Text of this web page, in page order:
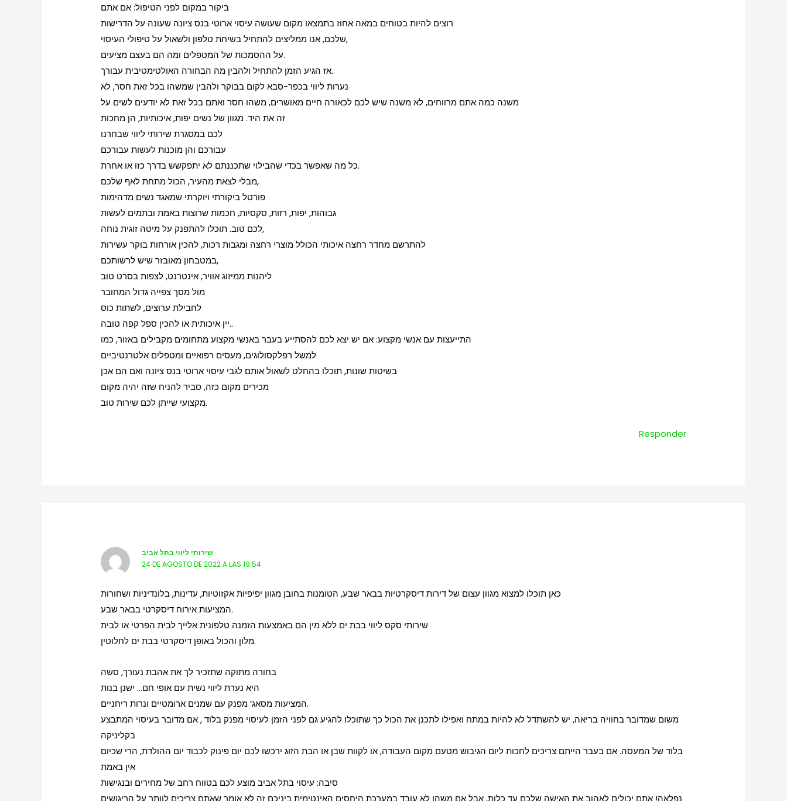
ביקור במקום לפני הטיפול: אם אתם
רוצים להיות בטוחים במאה אחוז בתמצאו מקום שעושה עיסוי ארוטי בנס ציונה שעונה על הדרישות
שלכם, אנו ממליצים להתחיל בשיחת טלפון ולשאול על טיפולי העיסוי,
על ההסמכות של המטפלים ומה הם בעצם מציעים.
אז הגיע הזמן להתחיל ולהבין מה הבחורה האולטימטיבית עבורך.
נערות ליווי בכפר-סבא לקום בבוקר ולהבין שמשהו בכל זאת חסר, לא
משנה כמה אתם מרווחים, לא משנה שיש לכם לכאורה חיים מאושרים, משהו חסר ואתם בכל זאת לא יודעים לשים על
זה את היד. מגוון של נשים יפות, איכותיות, הן מחכות
לכם במסגרת שירותי ליווי שבחרנו
עבורכם והן מוכנות לעשות עבורכם
כל מה שאפשר בכדי שהבילוי שתכננתם לא יתפקשש בדרך כזו או אחרת.
מבלי לצאת מהעיר, הכול מתחת לאף שלכם,
פורטל ביקורתי ויוקרתי שמאגד נשים מדהימות
גבוהות, יפות, רזות, סקסיות, חכמות שרוצות באמת ובתמים לעשות
לכם טוב. תוכלו להתפנק על מיטה זוגית נוחה,
להתרשם מחדר רחצה איכותי הכולל מוצרי רחצה ומגבות רכות, להכין אורחות בוקר עשירות
במטבחון מאובזר שיש לרשותכם,
ליהנות ממיזוג אוויר, אינטרנט, לצפות בסרט טוב
מול מסך צפייה גדול המחובר
לחבילת ערוצים, לשתות כוס
יין איכותית או להכין ספל קפה טובה..
התייעצות עם אנשי מקצוע: אם יש יצא לכם להסתייע בעבר באנשי מקצוע מתחומים מקבילים באזור, כמו
למשל רפלקסולוגים, מעסים רפואיים ומטפלים אלטרנטיביים
בשיטות שונות, תוכלו בהחלט לשאול אותם לגבי עיסוי ארוטי בנס ציונה ואם הם אכן
מכירים מקום כזה, סביר להניח שזה יהיה מקום
מקצועי שייתן לכם שירות טוב.
Responder
שירותי ליווי בתל אביב
24 DE AGOSTO DE 2022 A LAS 19:54
כאן תוכלו למצוא מגוון עצום של דירות דיסקרטיות בבאר שבע, הטומנות בחובן מגוון יפיפיות אקזוטיות, עדינות, בלונדיניות ושחורות
המציעות אירוח דיסקרטי בבאר שבע.
שירותי סקס ליווי בבת ים ללא מין הם באמצעות הזמנה טלפונית אלייך לבית הפרטי או לבית
מלון והכול באופן דיסקרטי בבת ים לחלוטין.
בחורה מתוקה שתזכיר לך את אהבת נעורך, סשה
היא נערת ליווי נשית עם אופי חם… ישנן בנות
המציעות מסאג’ מפנק עם שמנים ארומטיים ונרות ריחניים.
משום שמדובר בחוויה בריאה, יש להשתדל לא להיות במתח ואפילו לתכנן את הכול כך שתוכלו להגיע גם לפני הזמן לעיסוי מפנק בלוד , אם מדובר בעיסוי המתבצע
בקליניקה
בלוד של המעסה. אם בעבר הייתם צריכים לחכות ליום הגיבוש מטעם מקום העבודה, או לקוות שבן או הבת הזוג ירכשו לכם יום פינוק לכבוד יום ההולדת, הרי שכיום
אין באמת
סיבה: עיסוי בתל אביב מוצע לכם בטווח רחב של מחירים ובנגישות
נפלאה! אתם יכולים לאהוב את האישה שלכם עד כלות, אבל אם משהו לא עובד במערכת היחסים האינטימית ביניכם זה לא אומר שאתם צריכים לוותר על הריגושים